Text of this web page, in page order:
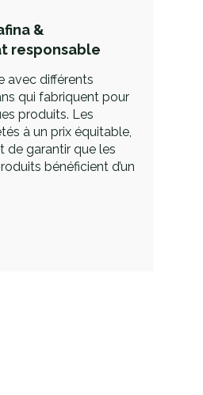
&
responsable
avec différents
qui fabriquent pour
produits. Les
à un prix équitable,
de garantir que les
bénéficient d’un